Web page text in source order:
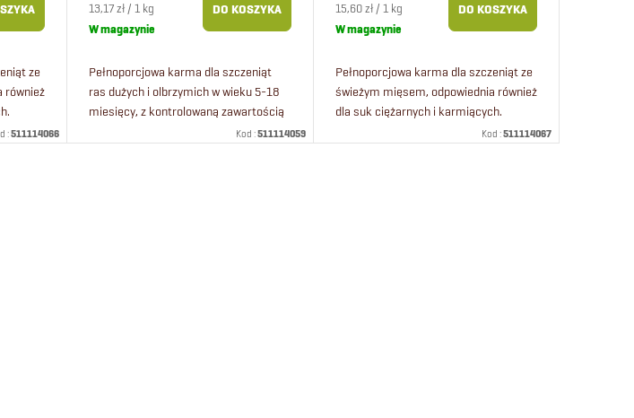
ze
również
ras
:511114066
Cena
jednostkowa:
13,17 zł / 1 kg
W magazynie
DO KOSZYKA
Pełnoporcjowa karma dla szczeniąt
ras dużych i olbrzymich w wieku 5-18
miesięcy, z kontrolowaną zawartością
Kod :511114059
Cena
jednostkowa:
15,60 zł / 1 kg
W magazynie
DO KOSZYKA
Pełnoporcjowa karma dla szczeniąt ze
świeżym mięsem, odpowiednia również
dla suk ciężarnych i karmiących.
Karma dla szczeniąt wszystkich ras
Kod :511114067